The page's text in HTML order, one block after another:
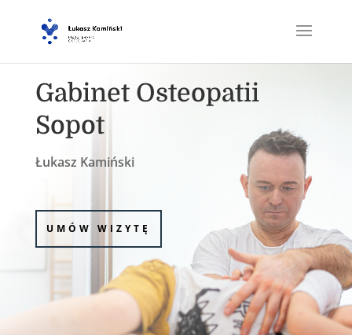
Gabinet Osteopatii
Sopot
Łukasz Kamiński
UMÓW WIZYTĘ